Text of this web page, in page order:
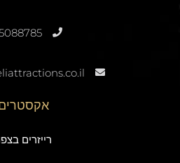
5088785
אקסטרים
רייזרים בצפון